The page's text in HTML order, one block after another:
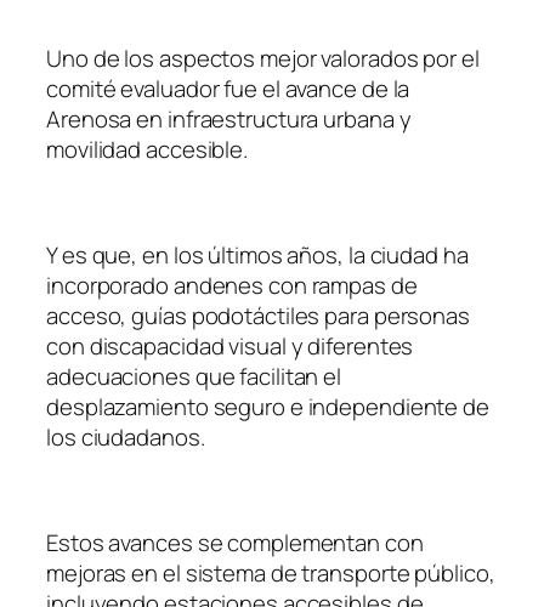
Uno de los aspectos mejor valorados por el
comité evaluador fue el avance de la
Arenosa en infraestructura urbana y
movilidad accesible.
Y es que, en los últimos años, la ciudad ha
incorporado andenes con rampas de
acceso, guías podotáctiles para personas
con discapacidad visual y diferentes
adecuaciones que facilitan el
desplazamiento seguro e independiente de
los ciudadanos.
Estos avances se complementan con
mejoras en el sistema de transporte público,